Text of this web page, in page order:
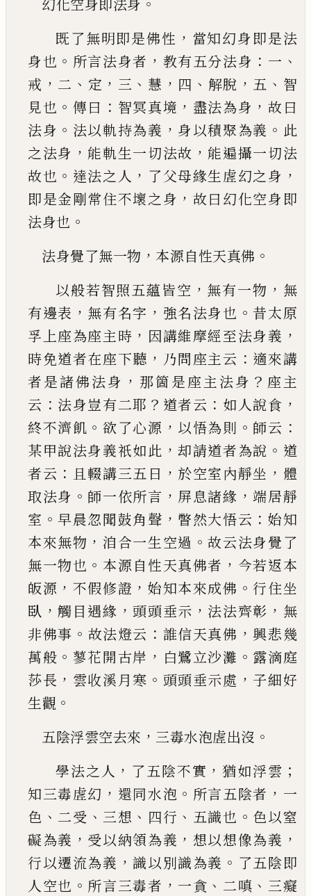
幻化空身即法身
既了無明即是佛性 ， 當知幻身即是法
身也 。 所言法身者 ， 教有五分法身 ： 一 、
戒 ， 二 、 定 ， 三 、 慧 ， 四 、 解脫 ， 五 、 智
見也 。 傳曰 ： 智冥真境 ， 盡法為身 ， 故曰
法身 。 法以軌持為義 ， 身以積聚為義 。 此
之法身 ， 能軌生一切法故 ， 能遍攝一切法
故也 。 達法之人 ， 了父母緣生虗幻之身 ，
即是金剛常住不壞之身 ， 故曰幻化空身即
法身也 。
法身覺了無一物 ， 本源自性天真佛 。
以般若智照五蘊皆空 ， 無有一物 ， 無
有邊表 ， 無有名字 ， 強名法身也 。 昔太原
孚上座為座主時 ， 因講維摩經至法身義 ，
時免道者在座下聽 ， 乃問座主云 ： 適來講
者是諸佛法身 ， 那箇是座主法身 ？ 座主
云 ： 法身豈有二耶 ？ 道者云 ： 如人說食 ，
終不濟飢 。欲了心源 ， 以悟為則 。 師云 ：
某甲說法身義祇如此 ，却請道者為說 。 道
者云 ： 且輟講三五日 ， 於空室內靜坐 ， 體
取法身 。 師一依所言 ， 屏息諸緣 ， 端居靜
室 。早晨忽聞鼓角聲 ， 瞥然大悟云 ： 始知
本來無物 ， 洎合一生空過 。故云法身覺了
無一物也 。本源自性天真佛者 ， 今若返本
皈源 ， 不假修證 ， 始知本來成佛 。行住坐
臥 ，觸目遇緣 ，頭頭垂示 ， 法法齊彰 ， 無
非佛事 。 故法燈云 ： 誰信天真佛 ，興悲幾
萬般 。 蓼花開古岸 ， 白鷺立沙灘 。 露滴庭
莎長 ， 雲收溪月寒 。 頭頭垂示處 ， 子細好
生觀 。
五陰浮雲空去來 ， 三毒水泡虗出沒 。
學法之人 ， 了五陰不實 ，猶如浮雲 ；
知三毒虗幻 ， 還同水泡 。 所言五陰者 ， 一
色 、 二受 、 三想 、 四行 、 五識也 。 色以窒
礙為義 ， 受以納領為義 ， 想以想像為義 ，
行以遷流為義 ，識以別識為義 。 了五陰即
人空也 。 所言三毒者 ， 一貪 、 二嗔 、 三癡